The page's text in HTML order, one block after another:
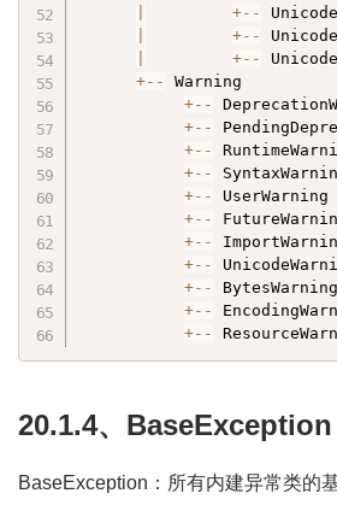
+- -
+- -
+- -
+- -
Warning
+- -
+- -
+- -
+- -
+- -
UserWarning
+- -
+- -
+- -
+- -
BytesWarning
+- -
+- -
20.1.4、
BaseException：所有内建异常类的